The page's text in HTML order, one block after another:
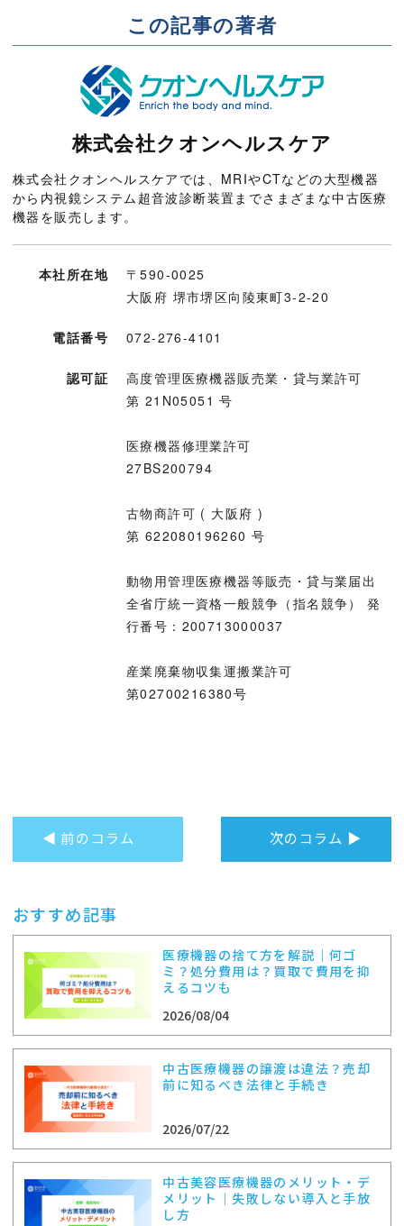
この記事の著者
株式会社クオンヘルスケア
株式会社クオンヘルスケアでは、MRIやCTなどの大型機器
から内視鏡システム超音波診断装置までさまざまな中古医療
機器を販売します。
本社所在地
〒590-0025
大阪府 堺市堺区向陵東町3-2-20
電話番号 072-276-4101
認可証
高度管理医療機器販売業・貸与業許可
第 21N05051 号
医療機器修理業許可
27BS200794
古物商許可 ( 大阪府 )
第 622080196260 号
動物用管理医療機器等販売・貸与業届出
全省庁統一資格一般競争（指名競争） 発
行番号：200713000037
産業廃棄物収集運搬業許可
第02700216380号
◀ 前のコラム 次のコラム ▶
おすすめ記事
医療機器の捨て方を解説｜何ゴ
ミ？処分費用は？買取で費用を抑
えるコツも
2026/08/04
中古医療機器の譲渡は違法？売却
前に知るべき法律と手続き
2026/07/22
中古美容医療機器のメリット・デ
メリット｜失敗しない導入と手放
し方